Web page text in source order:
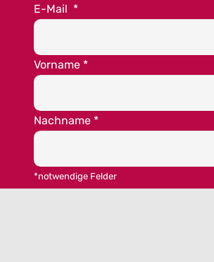
E-Mail *
Vorname *
Nachname *
*notwendige Felder